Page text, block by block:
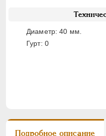
Диаметр: 40 мм.
Гурт: 0
Подробное описание